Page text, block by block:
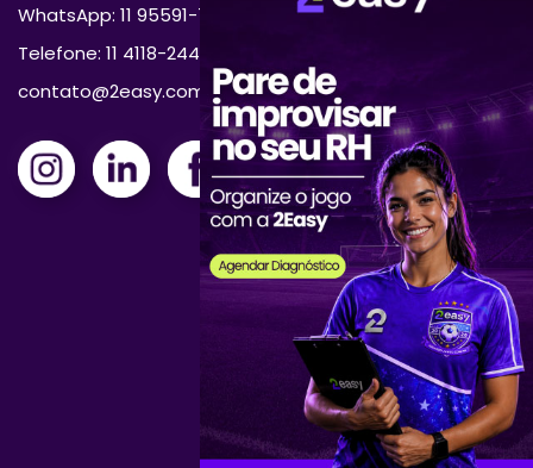
WhatsApp: 11 95591-7870
Telefone: 11 4118-2444
contato@2easy.com.br